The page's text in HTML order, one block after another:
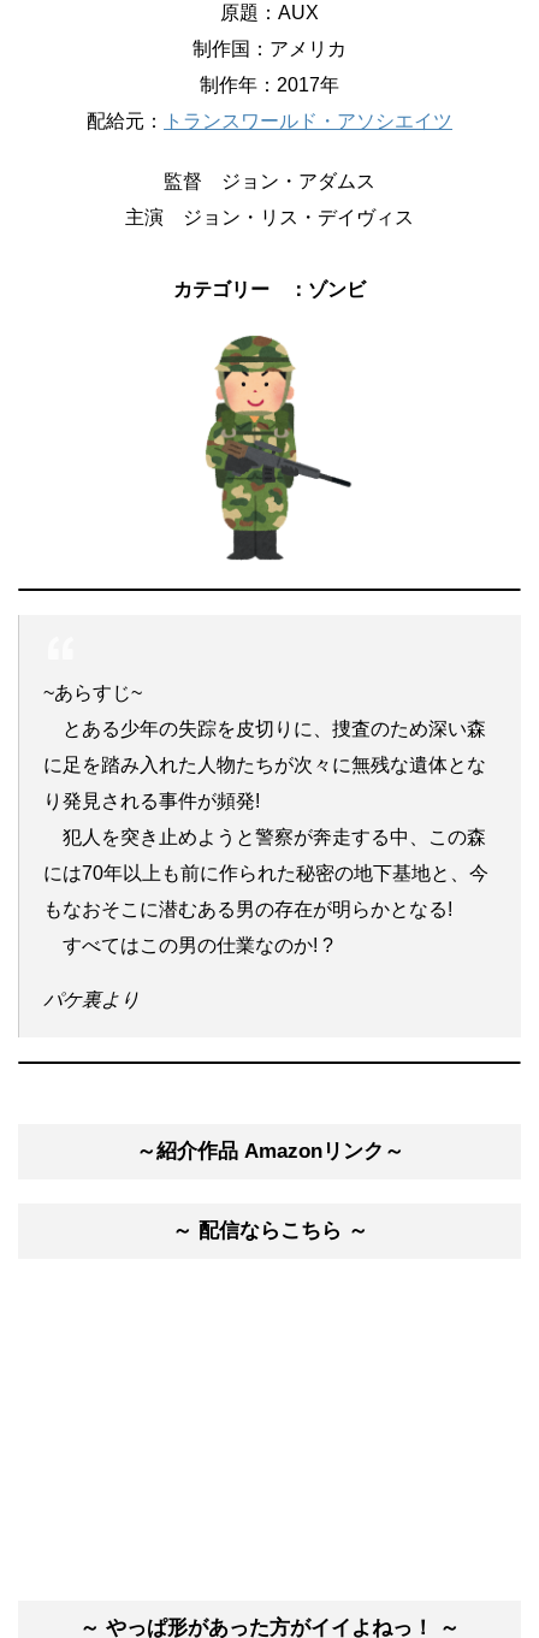
原題：AUX
制作国：アメリカ
制作年：2017年
配給元：
トランスワールド・アソシエイツ
監督 ジョン・アダムス
主演 ジョン・リス・デイヴィス
カテゴリー ：ゾンビ
~あらすじ~
とある少年の失踪を皮切りに、捜査のため深い森
に足を踏み入れた人物たちが次々に無残な遺体とな
り発見される事件が頻発!
犯人を突き止めようと警察が奔走する中、この森
には70年以上も前に作られた秘密の地下基地と、今
もなおそこに潜むある男の存在が明らかとなる!
すべてはこの男の仕業なのか! ?
パケ裏より
～紹介作品 Amazonリンク～
～ 配信ならこちら ～
～ やっぱ形があった方がイイよねっ！ ～